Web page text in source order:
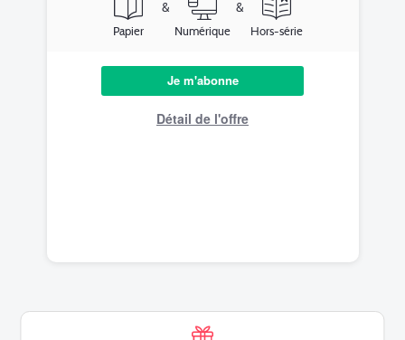
Papier
&
Numérique
&
Hors-série
Je m'abonne
Détail de l'offre